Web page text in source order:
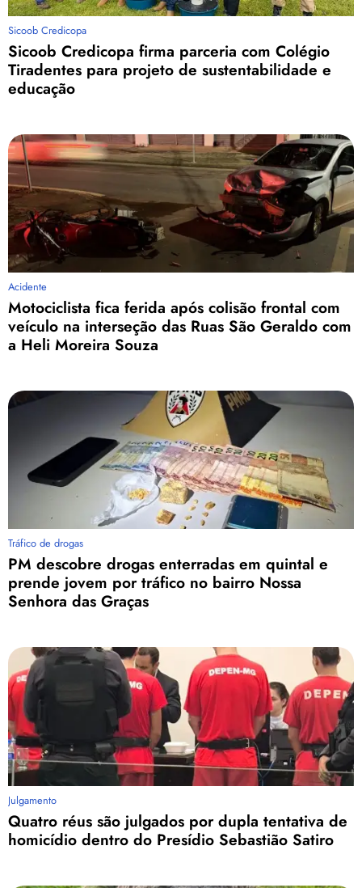
Sicoob Credicopa
Sicoob Credicopa firma parceria com Colégio
Tiradentes para projeto de sustentabilidade e
educação
Acidente
Motociclista fica ferida após colisão frontal com
veículo na interseção das Ruas São Geraldo com
a Heli Moreira Souza
Tráfico de drogas
PM descobre drogas enterradas em quintal e
prende jovem por tráfico no bairro Nossa
Senhora das Graças
Julgamento
Quatro réus são julgados por dupla tentativa de
homicídio dentro do Presídio Sebastião Satiro